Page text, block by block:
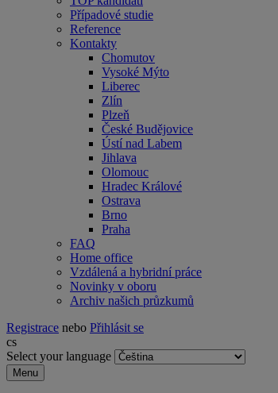
Případové studie
Reference
Kontakty
Chomutov
Vysoké Mýto
Liberec
Zlín
Plzeň
České Budějovice
Ústí nad Labem
Jihlava
Olomouc
Hradec Králové
Ostrava
Brno
Praha
FAQ
Home office
Vzdálená a hybridní práce
Novinky v oboru
Archiv našich průzkumů
Registrace nebo Přihlásit se
cs
Select your language
Menu